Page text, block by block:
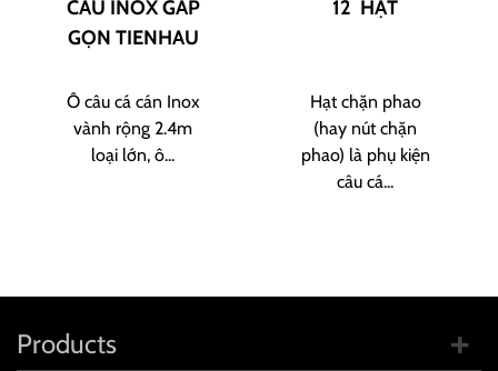
CÂU INOX GẤP
GỌN TIENHAU
Ô câu cá cán Inox
vành rộng 2.4m
loại lớn, ô...
12 HẠT
Hạt chặn phao
(hay nút chặn
phao) là phụ kiện
câu cá...
Products